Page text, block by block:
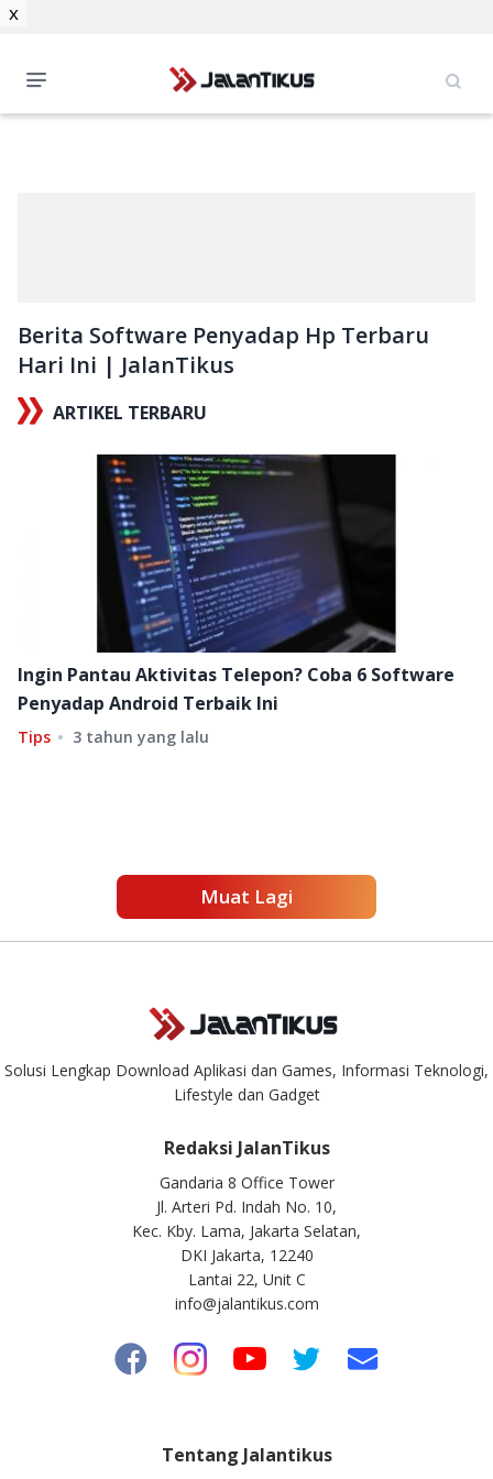
Berita Software Penyadap Hp Terbaru
Hari Ini | JalanTikus
ARTIKEL TERBARU
Ingin Pantau Aktivitas Telepon? Coba 6 Software
Penyadap Android Terbaik Ini
Tips 3 tahun yang lalu
Muat Lagi
x
Solusi Lengkap Download Aplikasi dan Games, Informasi Teknologi,
Lifestyle dan Gadget
Redaksi JalanTikus
Gandaria 8 Office Tower
Jl. Arteri Pd. Indah No. 10,
Kec. Kby. Lama, Jakarta Selatan,
DKI Jakarta, 12240
Lantai 22, Unit C
info@jalantikus.com
Tentang Jalantikus